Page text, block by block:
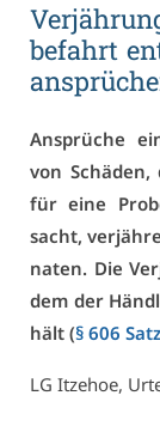
be­fahrt
An­sprü­che
von
für ei­ne
sacht,
na­ten. Die
dem der
hält (§ 606
LG It­ze­hoe,